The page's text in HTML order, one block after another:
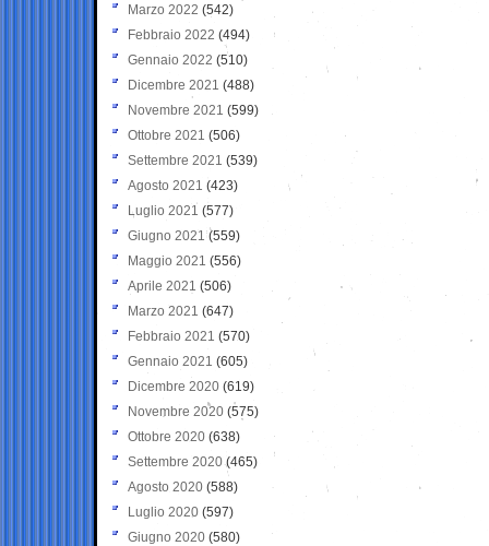
Marzo 2022 (542)
Febbraio 2022 (494)
Gennaio 2022 (510)
Dicembre 2021 (488)
Novembre 2021 (599)
Ottobre 2021 (506)
Settembre 2021 (539)
Agosto 2021 (423)
Luglio 2021 (577)
Giugno 2021(559)
Maggio 2021 (556)
Aprile 2021 (506)
Marzo 2021 (647)
Febbraio 2021 (570)
Gennaio 2021 (605)
Dicembre 2020 (619)
Novembre 2020 (575)
Ottobre 2020 (638)
Settembre 2020(465)
Agosto 2020 (588)
Luglio 2020 (597)
Giugno 2020 (580)